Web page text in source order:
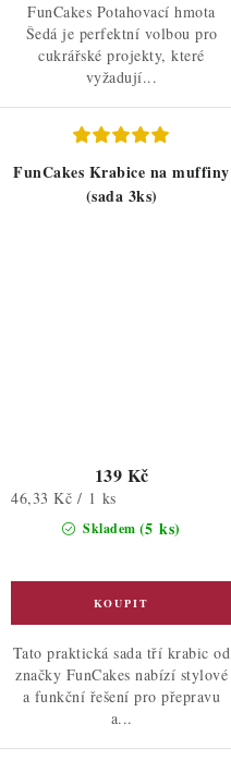
FunCakes Potahovací hmota
Šedá je perfektní volbou pro
cukrářské projekty, které
vyžadují...
FunCakes Krabice na muffiny
(sada 3ks)
Skladem (5 ks)
139 Kč
Měrná
46,33 Kč / 1 ks
Tato praktická sada tří krabic od
značky FunCakes nabízí stylové
a funkční řešení pro přepravu
a...